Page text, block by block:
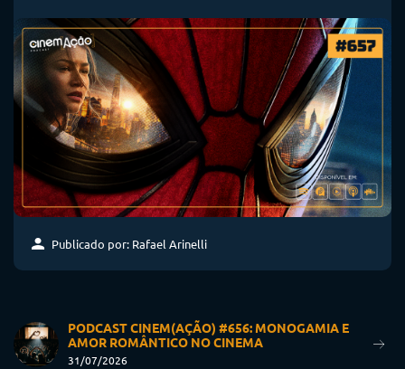
Publicado por: Rafael Arinelli
PODCAST CINEM(AÇÃO) #656: MONOGAMIA E
AMOR ROMÂNTICO NO CINEMA
31/07/2026